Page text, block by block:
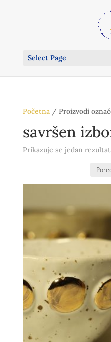
Select Page
Početna/ Proizvodi
savršen
Prikazuje se jedan rezultat